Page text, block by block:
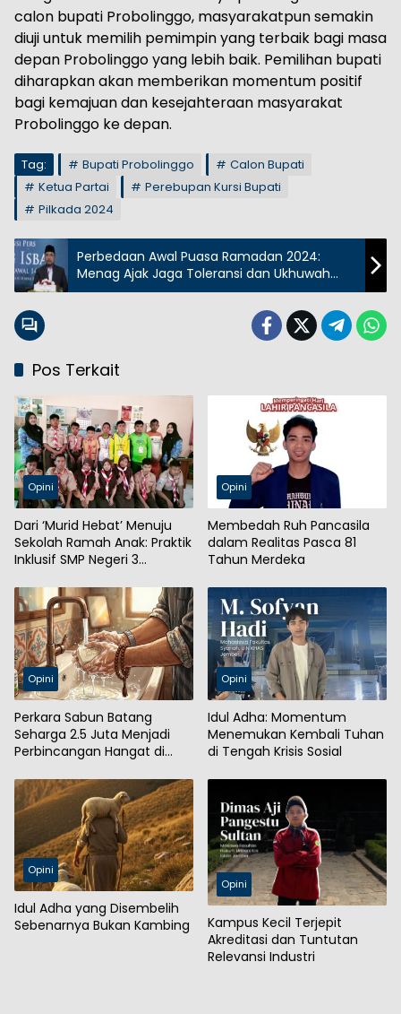
calon bupati Probolinggo, masyarakatpun semakin
diuji untuk memilih pemimpin yang terbaik bagi masa
depan Probolinggo yang lebih baik. Pemilihan bupati
diharapkan akan memberikan momentum positif
bagi kemajuan dan kesejahteraan masyarakat
Probolinggo ke depan.
Tag: Bupati Probolinggo
Calon Bupati
Ketua Partai
Perebupan Kursi Bupati
Pilkada 2024
Perbedaan Awal Puasa Ramadan 2024:
Menag Ajak Jaga Toleransi dan Ukhuwah
Islamiyah
Pos Terkait
Opini
Dari ‘Murid Hebat’ Menuju
Sekolah Ramah Anak: Praktik
Inklusif SMP Negeri 3
Opini
Membedah Ruh Pancasila
dalam Realitas Pasca 81
Tahun Merdeka
Opini
Perkara Sabun Batang
Seharga 2.5 Juta Menjadi
Perbincangan Hangat di
Opini
Idul Adha: Momentum
Menemukan Kembali Tuhan
di Tengah Krisis Sosial
Opini
Idul Adha yang Disembelih
Sebenarnya Bukan Kambing
Opini
Kampus Kecil Terjepit
Akreditasi dan Tuntutan
Relevansi Industri